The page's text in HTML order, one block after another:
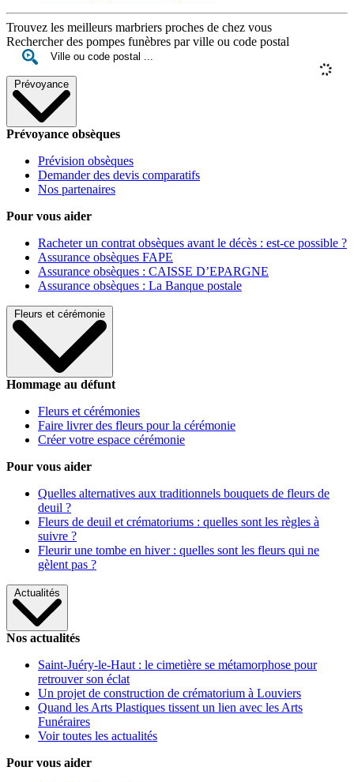
Trouvez les meilleurs marbriers proches de chez vous
Rechercher des pompes funèbres par ville ou code postal
Prévoyance
Prévoyance obsèques
Prévision obsèques
Demander des devis comparatifs
Nos partenaires
Pour vous aider
Racheter un contrat obsèques avant le décès : est-ce possible ?
Assurance obsèques FAPE
Assurance obsèques : CAISSE D’EPARGNE
Assurance obsèques : La Banque postale
Fleurs et cérémonie
Hommage au défunt
Fleurs et cérémonies
Faire livrer des fleurs pour la cérémonie
Créer votre espace cérémonie
Pour vous aider
Quelles alternatives aux traditionnels bouquets de fleurs de
deuil ?
Fleurs de deuil et crématoriums : quelles sont les règles à
suivre ?
Fleurir une tombe en hiver : quelles sont les fleurs qui ne
gèlent pas ?
Actualités
Nos actualités
Saint-Juéry-le-Haut : le cimetière se métamorphose pour
retrouver son éclat
Un projet de construction de crématorium à Louviers
Quand les Arts Plastiques tissent un lien avec les Arts
Funéraires
Voir toutes les actualités
Pour vous aider